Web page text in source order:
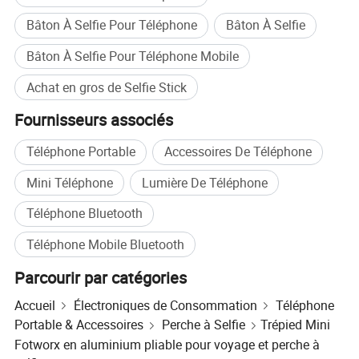
6. Les meilleures garanties de produit, se concentrer sur
les personnes qui utilisent enfin nos produits
7. Temps de réponse rapide à toutes les questions liées au
support
8. Fournir une expérience cohérente et des suggestions
professionnelles
bien que Vancher Inc soit une nouvelle entreprise, mais
pas une énorme, il faut planifier les commandes
importantes le plus tôt possible et perfectionner d'autres
gammes de produits, nous disposons d'une équipe
expérimentée et innovante qui remplit tous les détails du
l'attribution des meilleurs produits à nos clients. Nous
avons été convaincus de notre credo commercial :
apporter une joie durable à nos utilisateurs finaux et nous
efforcer d'aider nos clients B2B à faire remonter la valeur
Bâton À Selfie Pour Téléphone
Bâton À Selfie
Bâton À Selfie Pour Téléphone Mobile
Achat en gros de Selfie Stick
Fournisseurs associés
Téléphone Portable
Accessoires De Téléphone
Mini Téléphone
Lumière De Téléphone
Téléphone Bluetooth
Téléphone Mobile Bluetooth
Parcourir par catégories
Accueil Électroniques de Consommation
Téléphone
Portable & Accessoires
Perche à Selfie
Trépied Mini
Fotworx en aluminium pliable pour voyage et perche à